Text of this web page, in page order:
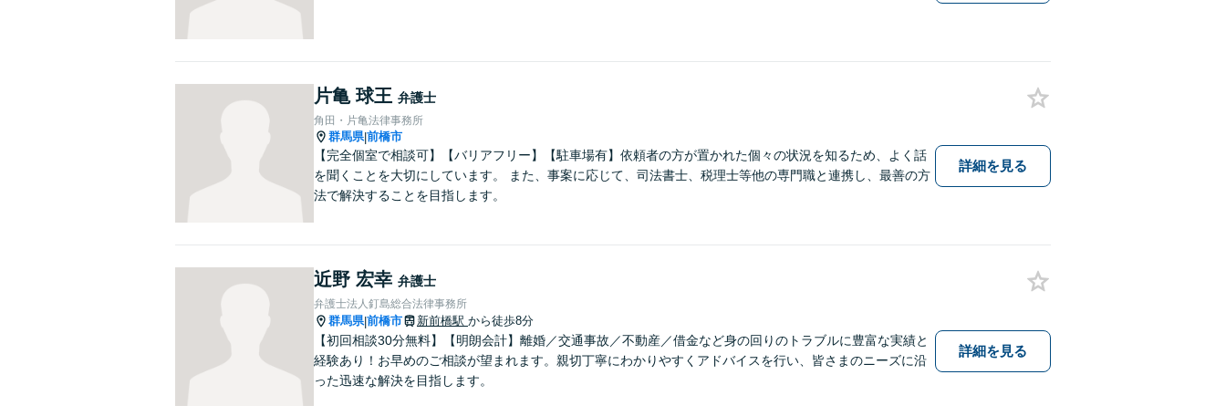
片亀 球王 弁護士
角田・片亀法律事務所
群馬県|前橋市
【完全個室で相談可】【バリアフリー】【駐車場有】依頼者の方が置かれた個々の状況を知るため、よく話
を聞くことを大切にしています。 また、事案に応じて、司法書士、税理士等他の専門職と連携し、最善の方
法で解決することを目指します。
詳細を見る
近野 宏幸 弁護士
弁護士法人釘島総合法律事務所
群馬県|前橋市 新前橋駅 から徒歩8分
【初回相談30分無料】【明朗会計】離婚／交通事故／不動産／借金など身の回りのトラブルに豊富な実績と
経験あり！お早めのご相談が望まれます。親切丁寧にわかりやすくアドバイスを行い、皆さまのニーズに沿
った迅速な解決を目指します。
詳細を見る